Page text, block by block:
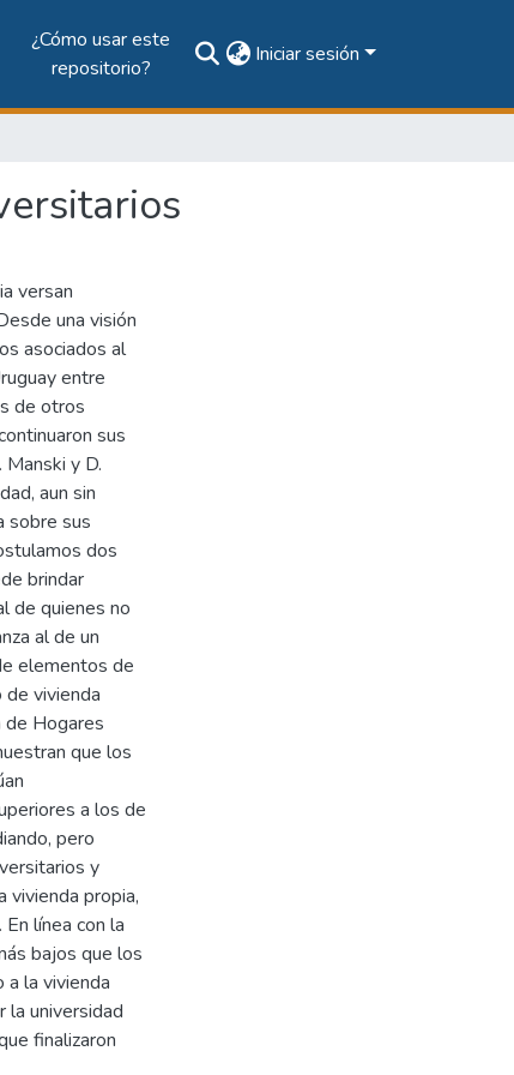
¿Cómo usar este
repositorio?
Iniciar sesión
versan
una visión
asociados al
entre
de otros
sus
y D.
aun sin
sobre sus
dos
brindar
de quienes no
al de un
elementos de
vivienda
de Hogares
que los
a los de
pero
y
vivienda propia,
línea con la
bajos que los
a la vivienda
la universidad
finalizaron